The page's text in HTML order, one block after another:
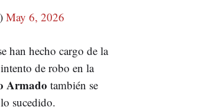
May 6, 2026
han hecho cargo de la
de robo en la
Armado también se
sucedido.